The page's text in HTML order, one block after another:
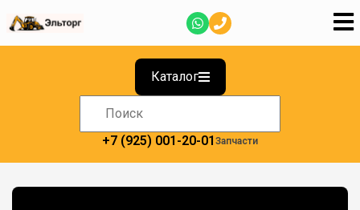
Каталог
+7 (925) 001-20-01 Запчасти